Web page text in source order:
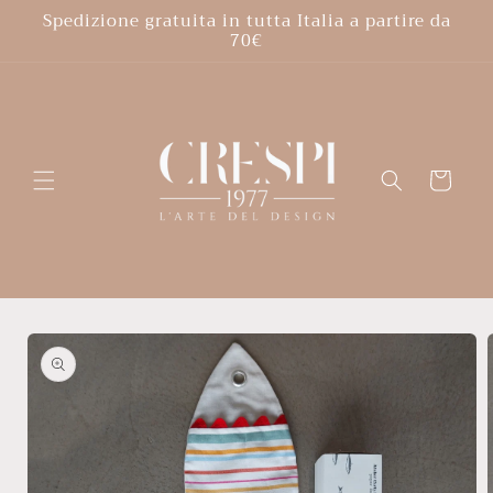
direttamente
Spedizione gratuita in tutta Italia a partire da
70€
Carrello
informazioni
sul
prodotto